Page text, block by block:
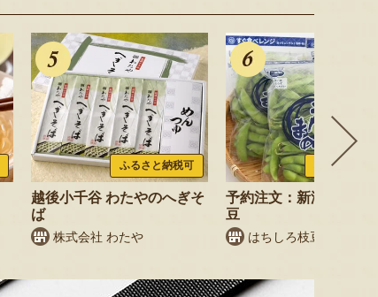
ふるさと納税可
越後小千谷 わたやのへぎそ
ば
株式会社 わたや
ふるさと納
予約注文：新潟産 枝豆
豆
はちしろ枝豆農園